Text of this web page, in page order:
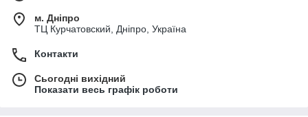
м. Дніпро
ТЦ Курчатовский, Дніпро, Україна
Контакти
Сьогодні вихідний
Показати весь графік роботи